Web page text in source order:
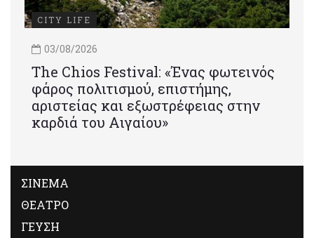
CITY LIFE
03/08/2026
Τhe Chios Festival: «Ένας φωτεινός
φάρος πολιτισμού, επιστήμης,
αριστείας και εξωστρέφειας στην
καρδιά του Αιγαίου»
ΣΙΝΕΜΑ
ΘΕΑΤΡΟ
ΓΕΥΣΗ